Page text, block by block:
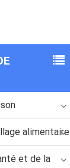
alimentaire
et de la